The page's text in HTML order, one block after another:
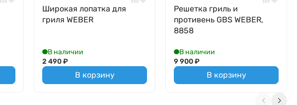
Широкая лопатка для
гриля WEBER
В наличии
2 490₽
В корзину
Решетка гриль и
противень GBS WEBER,
8858
В наличии
9 900₽
В корзину